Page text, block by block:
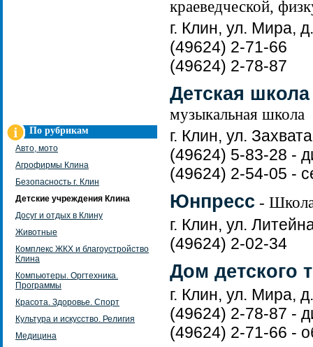
По рубрикам
Авто, мото
Агрофирмы Клина
Безопасность г. Клин
Детские учреждения Клина
Досуг и отдых в Клину
Животные
Комплекс ЖКХ и благоустройство
Клина
Компьютеры. Оргтехника.
Программы
Красота. Здоровье. Спорт
Культура и искусство. Религия
Медицина
краеведческой,
г. Клин, ул. Мира,
(49624) 2-71-66
(49624) 2-78-87
Детская
музыкальная школа
г. Клин, ул.
(49624) 5-83-28 -
(49624) 2-54-05 -
Юнпресс -
г. Клин, ул.
(49624) 2-02-34
Дом детского
г. Клин, ул. Мира,
(49624) 2-78-87 -
(49624) 2-71-66 -